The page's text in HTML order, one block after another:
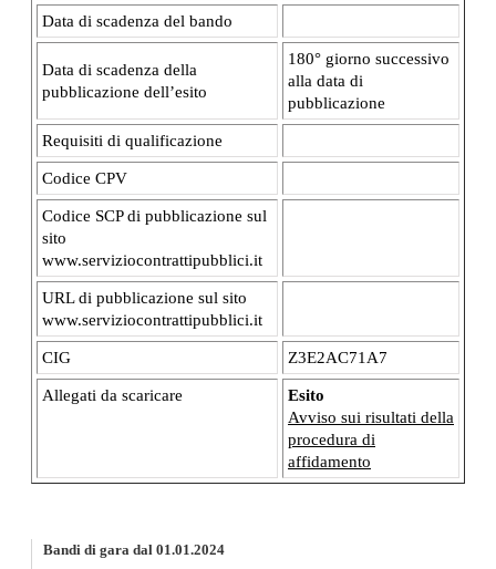
Data di scadenza del bando
Data di scadenza della
pubblicazione dell’esito
180° giorno successivo
alla data di
pubblicazione
Requisiti di qualificazione
Codice CPV
Codice SCP di pubblicazione sul
sito
www.serviziocontrattipubblici.it
URL di pubblicazione sul sito
www.serviziocontrattipubblici.it
CIG Z3E2AC71A7
Allegati da scaricare
Esito
Avviso sui risultati della
procedura di
affidamento
Bandi di gara dal 01.01.2024